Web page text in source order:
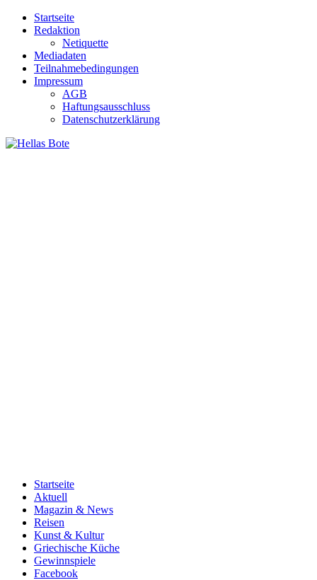
Zum
Inhalt
Startseite
Redaktion
Netiquette
Mediadaten
Teilnahmebedingungen
Impressum
AGB
Haftungsausschluss
Datenschutzerklärung
Startseite
Aktuell
Magazin & News
Reisen
Kunst & Kultur
Griechische Küche
Gewinnspiele
Facebook